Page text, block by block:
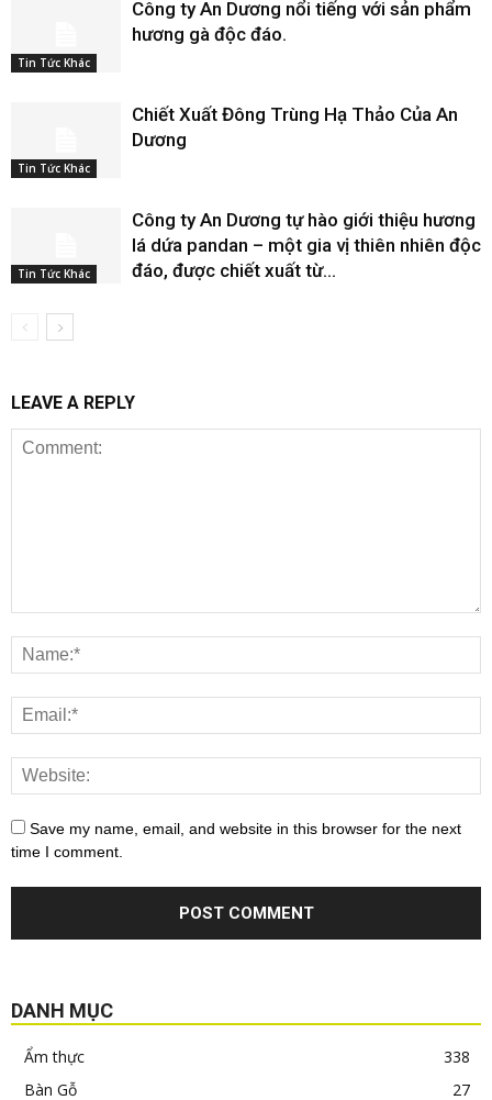
Tin Tức Khác
Công ty An Dương nổi tiếng với sản phẩm
hương gà độc đáo.
Tin Tức Khác
Chiết Xuất Đông Trùng Hạ Thảo Của An
Dương
Tin Tức Khác
Công ty An Dương tự hào giới thiệu hương
lá dứa pandan – một gia vị thiên nhiên độc
đáo, được chiết xuất từ...
LEAVE A REPLY
Save my name, email, and website in this browser for the next
time I comment.
DANH MỤC
Ẩm thực
338
Bàn Gỗ
27